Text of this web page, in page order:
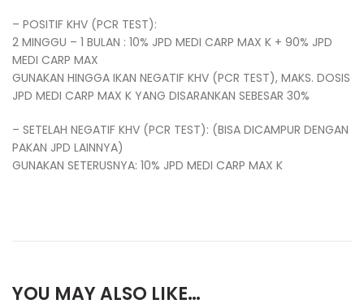
– POSITIF KHV (PCR TEST):
2 MINGGU – 1 BULAN : 10% JPD MEDI CARP MAX K + 90% JPD
MEDI CARP MAX
GUNAKAN HINGGA IKAN NEGATIF KHV (PCR TEST), MAKS. DOSIS
JPD MEDI CARP MAX K YANG DISARANKAN SEBESAR 30%
– SETELAH NEGATIF KHV (PCR TEST): (BISA DICAMPUR DENGAN
PAKAN JPD LAINNYA)
GUNAKAN SETERUSNYA: 10% JPD MEDI CARP MAX K
YOU MAY ALSO LIKE…